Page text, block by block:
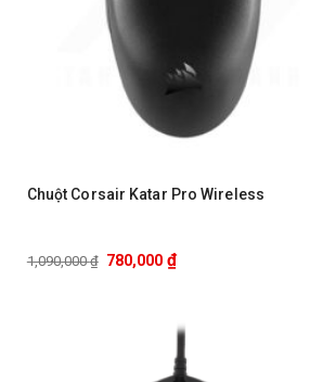
Chuột Corsair Katar Pro Wireless
1,090,000₫ 780,000 ₫